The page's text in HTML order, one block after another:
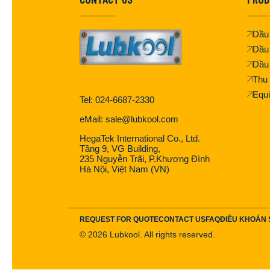
Tel: 024-6687-2330
eMail: sale@lubkool.com
HegaTek International Co., Ltd.
Tầng 9, VG Building,
235 Nguyễn Trãi, P.Khương Đình
Hà Nội, Việt Nam (VN)
Thu
REQUEST FOR QUOTECONTACT USFAQĐIỀU KHOẢN
© 2026 Lubkool. All rights reserved.